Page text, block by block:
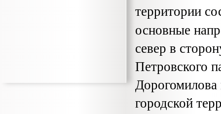
территории
основные
север в
Петров­ского
городской